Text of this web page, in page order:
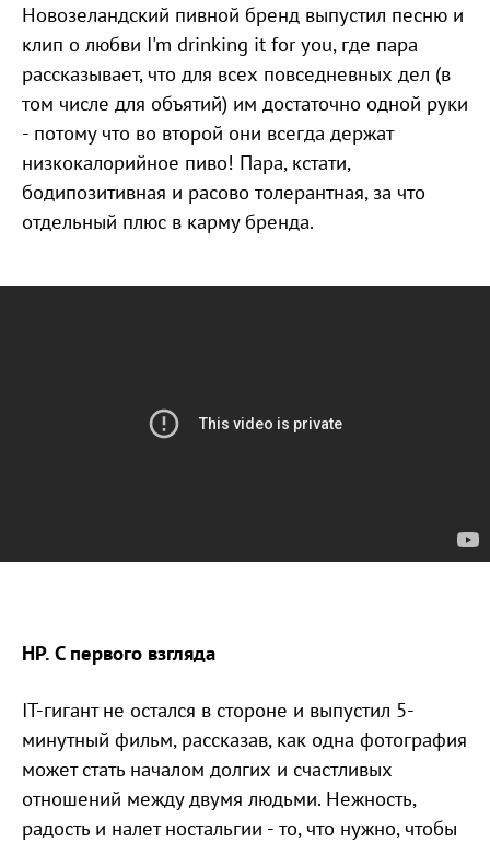
Новозеландский пивной бренд выпустил песню и
клип о любви I'm drinking it for you, где пара
рассказывает, что для всех повседневных дел (в
том числе для объятий) им достаточно одной руки
- потому что во второй они всегда держат
низкокалорийное пиво! Пара, кстати,
бодипозитивная и расово толерантная, за что
отдельный плюс в карму бренда.
HP. С первого взгляда
IT-гигант не остался в стороне и выпустил 5-
минутный фильм, рассказав, как одна фотография
может стать началом долгих и счастливых
отношений между двумя людьми. Нежность,
радость и налет ностальгии - то, что нужно, чтобы